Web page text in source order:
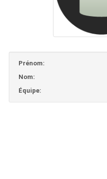
Prénom:
Nom:
Équipe: